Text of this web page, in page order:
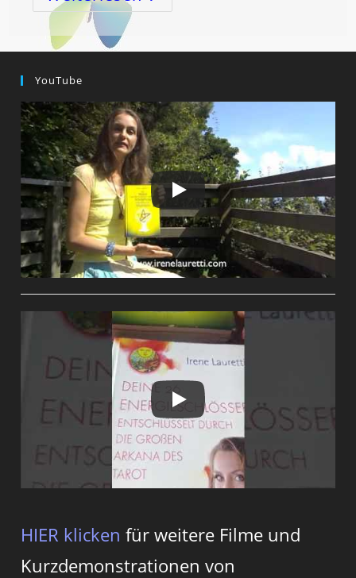
Die
YouTube
HIER klicken für weitere Filme und
Kurzdemonstrationen von